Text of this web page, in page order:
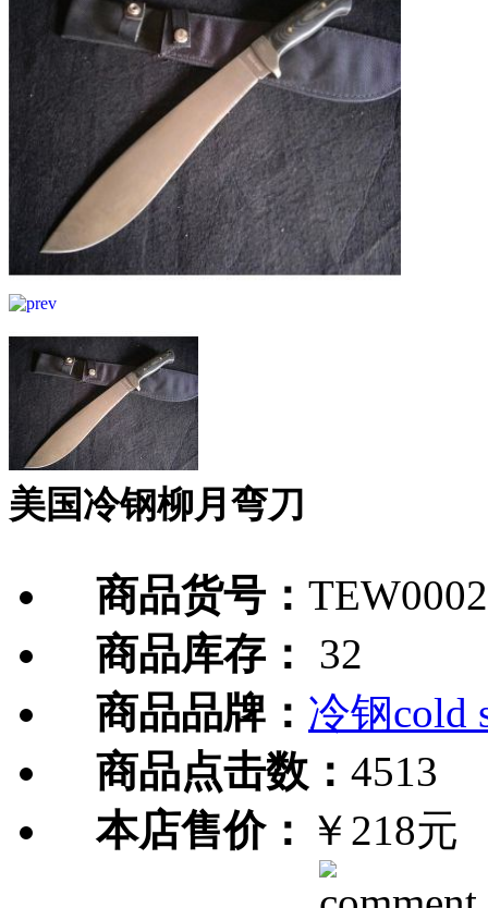
美国冷钢柳月弯刀
商品货号：
商品库存：
32
商品品牌： 冷钢cold
商品点击数： 4513
本店售价： ￥218元